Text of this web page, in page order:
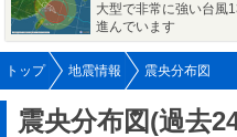
大型で非常に強い台風
進んでいます
トップ 地震情報 震央分布図
震央分布図(過去